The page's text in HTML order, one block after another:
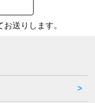
送りします。